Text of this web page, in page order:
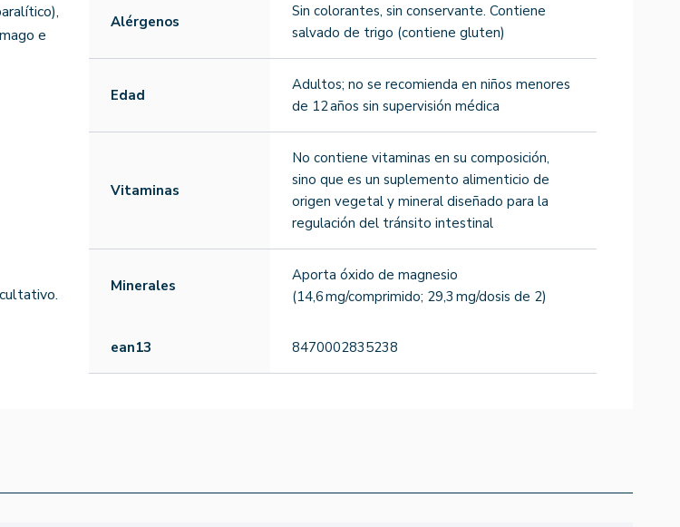
e
Alérgenos
Sin colorantes, sin conservante. Contiene
salvado de trigo (contiene gluten)
Edad
Adultos; no se recomienda en niños menores
de 12 años sin supervisión médica
Vitaminas
No contiene vitaminas en su composición,
sino que es un suplemento alimenticio de
origen vegetal y mineral diseñado para la
regulación del tránsito intestinal
Minerales
Aporta óxido de magnesio
(14,6 mg/comprimido; 29,3 mg/dosis de 2)
ean13 8470002835238